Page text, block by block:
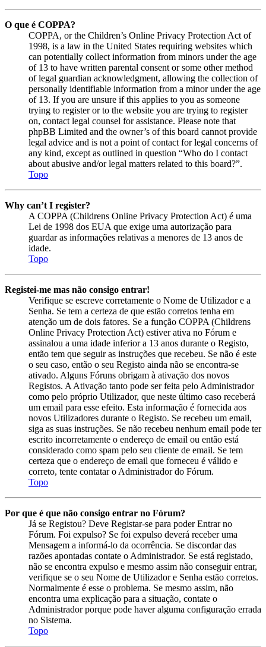
O que é COPPA?
COPPA, or the Children’s Online Privacy Protection Act of
1998, is a law in the United States requiring websites which
can potentially collect information from minors under the age
of 13 to have written parental consent or some other method
of legal guardian acknowledgment, allowing the collection of
personally identifiable information from a minor under the age
of 13. If you are unsure if this applies to you as someone
trying to register or to the website you are trying to register
on, contact legal counsel for assistance. Please note that
phpBB Limited and the owner’s of this board cannot provide
legal advice and is not a point of contact for legal concerns of
any kind, except as outlined in question “Who do I contact
about abusive and/or legal matters related to this board?”.
Topo
Why can’t I register?
A COPPA (Childrens Online Privacy Protection Act) é uma
Lei de 1998 dos EUA que exige uma autorização para
guardar as informações relativas a menores de 13 anos de
idade.
Topo
Registei-me mas não consigo entrar!
Verifique se escreve corretamente o Nome de Utilizador e a
Senha. Se tem a certeza de que estão corretos tenha em
atenção um de dois fatores. Se a função COPPA (Childrens
Online Privacy Protection Act) estiver ativa no Fórum e
assinalou a uma idade inferior a 13 anos durante o Registo,
então tem que seguir as instruções que recebeu. Se não é este
o seu caso, então o seu Registo ainda não se encontra-se
ativado. Alguns Fóruns obrigam à ativação dos novos
Registos. A Ativação tanto pode ser feita pelo Administrador
como pelo próprio Utilizador, que neste último caso receberá
um email para esse efeito. Esta informação é fornecida aos
novos Utilizadores durante o Registo. Se recebeu um email,
siga as suas instruções. Se não recebeu nenhum email pode ter
escrito incorretamente o endereço de email ou então está
considerado como spam pelo seu cliente de email. Se tem
certeza que o endereço de email que forneceu é válido e
correto, tente contatar o Administrador do Fórum.
Topo
Por que é que não consigo entrar no Fórum?
Já se Registou? Deve Registar-se para poder Entrar no
Fórum. Foi expulso? Se foi expulso deverá receber uma
Mensagem a informá-lo da ocorrência. Se discordar das
razões apontadas contate o Administrador. Se está registado,
não se encontra expulso e mesmo assim não conseguir entrar,
verifique se o seu Nome de Utilizador e Senha estão corretos.
Normalmente é esse o problema. Se mesmo assim, não
encontra uma explicação para a situação, contate o
Administrador porque pode haver alguma configuração errada
no Sistema.
Topo